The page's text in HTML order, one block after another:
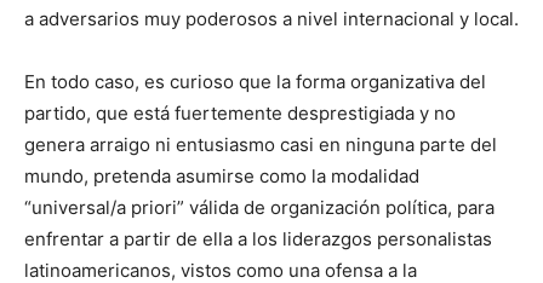
a adversarios muy poderosos a nivel internacional y local.
En todo caso, es curioso que la forma organizativa del
partido, que está fuertemente desprestigiada y no
genera arraigo ni entusiasmo casi en ninguna parte del
mundo, pretenda asumirse como la modalidad
“universal/a priori” válida de organización política, para
enfrentar a partir de ella a los liderazgos personalistas
latinoamericanos, vistos como una ofensa a la